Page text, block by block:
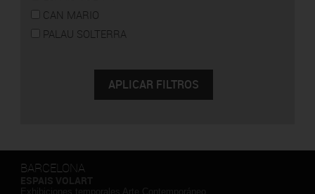
CAN MARIO
PALAU SOLTERRA
BARCELONA